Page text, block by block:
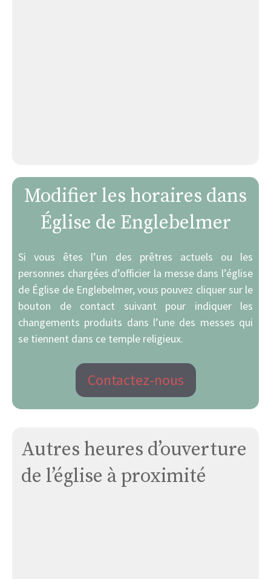
Modifier les horaires dans
Église de Englebelmer
Si vous êtes l’un des prêtres actuels ou les
personnes chargées d’officier la messe dans l’église
de Église de Englebelmer, vous pouvez cliquer sur le
bouton de contact suivant pour indiquer les
changements produits dans l’une des messes qui
se tiennent dans ce temple religieux.
Contactez-nous
Autres heures d’ouverture
de l’église à proximité